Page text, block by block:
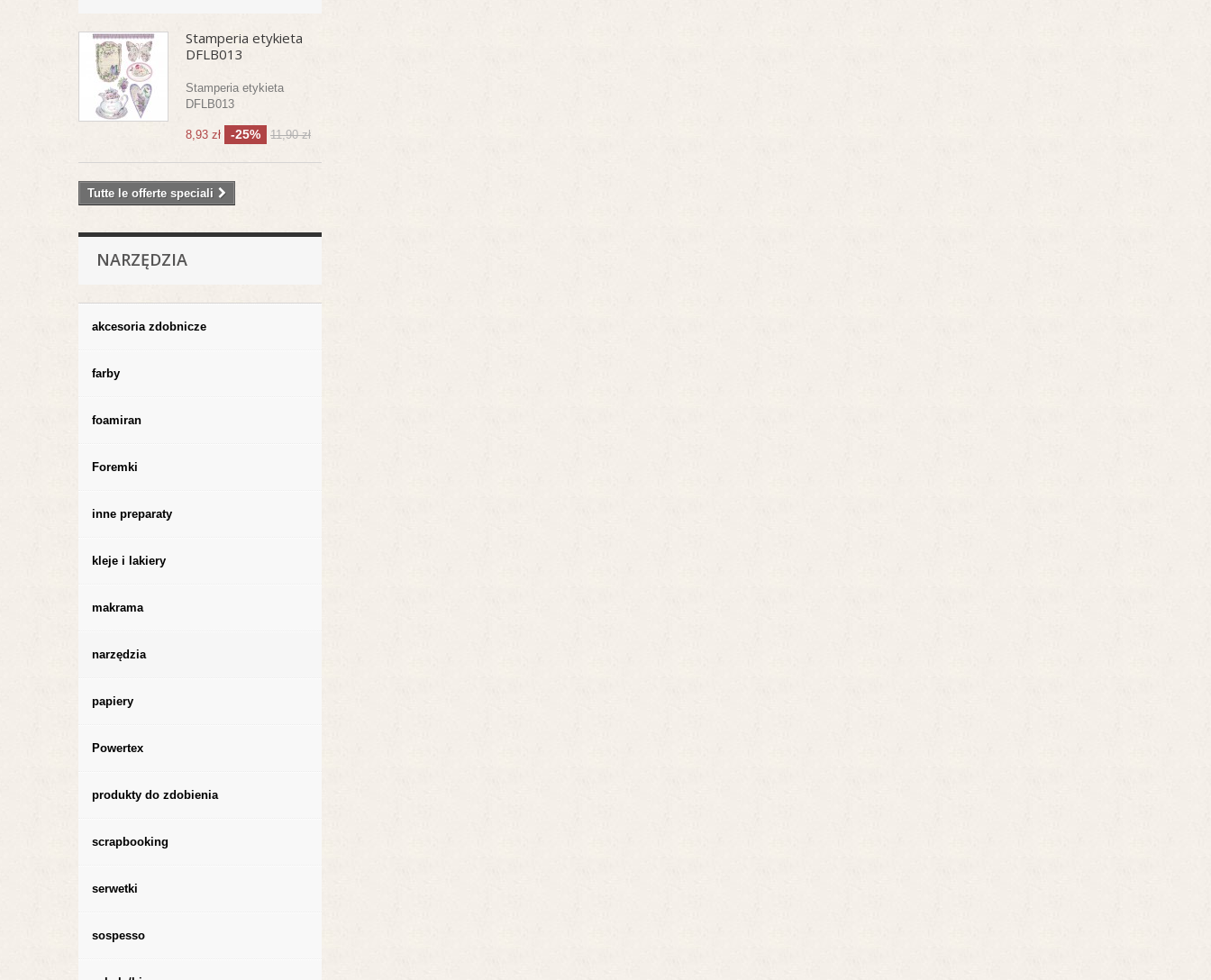
Stamperia etykieta
DFLB013
Stamperia etykieta
DFLB013
8,93 zł -25% 11,90 zł
Tutte le offerte speciali
NARZĘDZIA
akcesoria zdobnicze
farby
foamiran
Foremki
inne preparaty
kleje i lakiery
makrama
narzędzia
papiery
Powertex
produkty do zdobienia
scrapbooking
serwetki
sospesso